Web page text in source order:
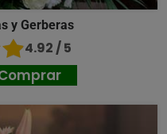
y Gerberas
4.92 / 5